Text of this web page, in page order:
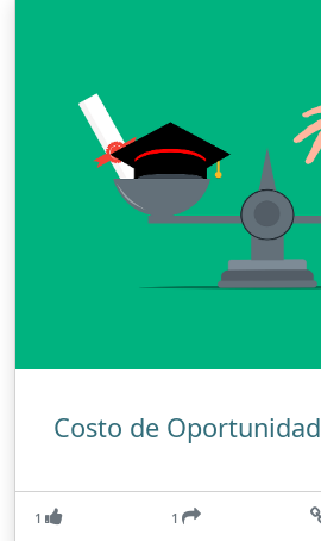
Costo de Oportunidad
1 1